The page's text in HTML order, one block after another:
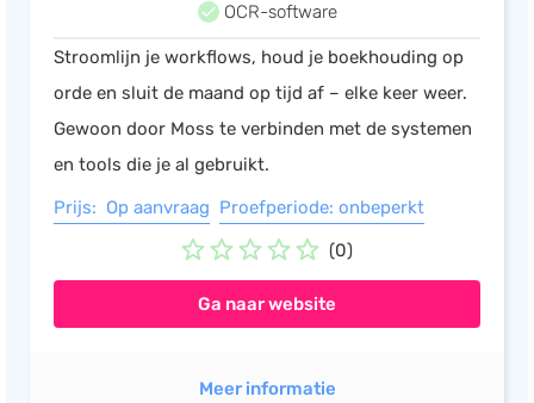
OCR-software
Stroomlijn je workflows, houd je boekhouding op
orde en sluit de maand op tijd af – elke keer weer.
Gewoon door Moss te verbinden met de systemen
en tools die je al gebruikt.
Prijs: Op aanvraag Proefperiode: onbeperkt
(0)
Ga naar website
Meer informatie